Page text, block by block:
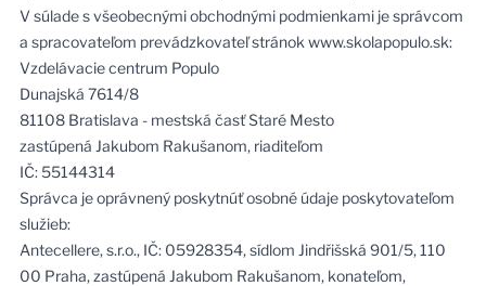
V súlade s všeobecnými obchodnými podmienkami je správcom
a spracovateľom prevádzkovateľ stránok www.skolapopulo.sk:
Vzdelávacie centrum Populo
Dunajská 7614/8
81108 Bratislava - mestská časť Staré Mesto
zastúpená Jakubom Rakušanom, riaditeľom
IČ: 55144314
Správca je oprávnený poskytnúť osobné údaje poskytovateľom
služieb:
Antecellere, s.r.o., IČ: 05928354, sídlom Jindřišská 901/5, 110
00 Praha, zastúpená Jakubom Rakušanom, konateľom,